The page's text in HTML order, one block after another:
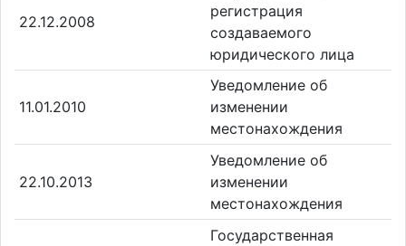
22.12.2008
регистрация
создаваемого
юридического лица
11.01.2010
Уведомление об
изменении
местонахождения
22.10.2013
Уведомление об
изменении
местонахождения
Государственная